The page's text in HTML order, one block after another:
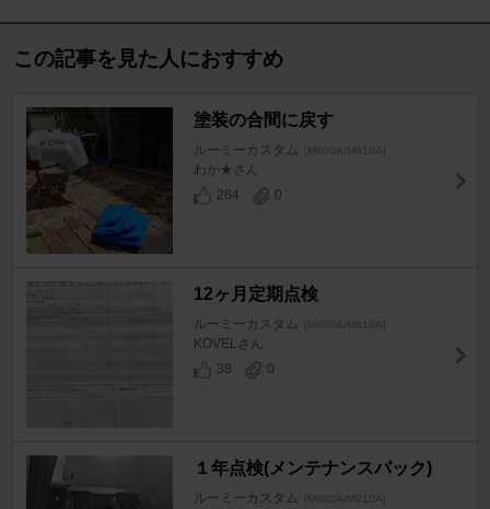
この記事を見た人におすすめ
塗装の合間に戻す
ルーミーカスタム [M900A/M910A]
わか★さん
284
0
12ヶ月定期点検
ルーミーカスタム [M900A/M910A]
KOVELさん
38
0
１年点検(メンテナンスパック)
ルーミーカスタム [M900A/M910A]